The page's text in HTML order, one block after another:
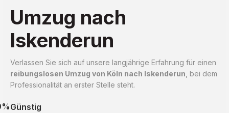
Umzug nach
Iskenderun
Verlassen Sie sich auf unsere langjährige Erfahrung für einen
reibungslosen Umzug von Köln nach Iskenderun , bei dem
Professionalität an erster Stelle steht.
Günstig